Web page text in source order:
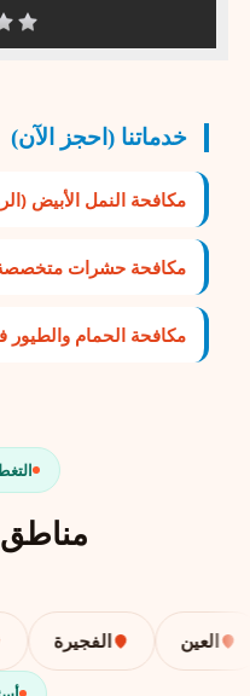
خدماتنا (احجز الآن)
مكافحة النمل الأبيض
مكافحة حشرات متخصصة
مكافحة الحمام والطيور
مناطق
الفجيرة